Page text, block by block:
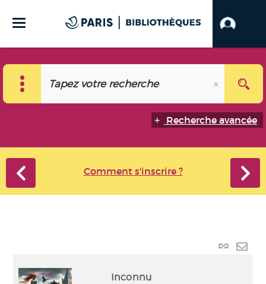
Recherche avancée
Comment s'inscrire ?
Lien
Inconnu